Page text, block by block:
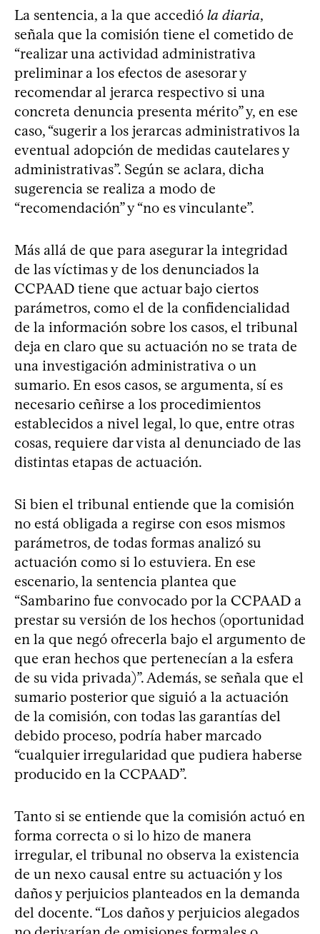
La sentencia, a la que accedió la diaria,
señala que la comisión tiene el cometido de
“realizar una actividad administrativa
preliminar a los efectos de asesorar y
recomendar al jerarca respectivo si una
concreta denuncia presenta mérito” y, en ese
caso, “sugerir a los jerarcas administrativos la
eventual adopción de medidas cautelares y
administrativas”. Según se aclara, dicha
sugerencia se realiza a modo de
“recomendación” y “no es vinculante”.
Más allá de que para asegurar la integridad
de las víctimas y de los denunciados la
CCPAAD tiene que actuar bajo ciertos
parámetros, como el de la confidencialidad
de la información sobre los casos, el tribunal
deja en claro que su actuación no se trata de
una investigación administrativa o un
sumario. En esos casos, se argumenta, sí es
necesario ceñirse a los procedimientos
establecidos a nivel legal, lo que, entre otras
cosas, requiere dar vista al denunciado de las
distintas etapas de actuación.
Si bien el tribunal entiende que la comisión
no está obligada a regirse con esos mismos
parámetros, de todas formas analizó su
actuación como si lo estuviera. En ese
escenario, la sentencia plantea que
“Sambarino fue convocado por la CCPAAD a
prestar su versión de los hechos (oportunidad
en la que negó ofrecerla bajo el argumento de
que eran hechos que pertenecían a la esfera
de su vida privada)”. Además, se señala que el
sumario posterior que siguió a la actuación
de la comisión, con todas las garantías del
debido proceso, podría haber marcado
“cualquier irregularidad que pudiera haberse
producido en la CCPAAD”.
Tanto si se entiende que la comisión actuó en
forma correcta o si lo hizo de manera
irregular, el tribunal no observa la existencia
de un nexo causal entre su actuación y los
daños y perjuicios planteados en la demanda
del docente. “Los daños y perjuicios alegados